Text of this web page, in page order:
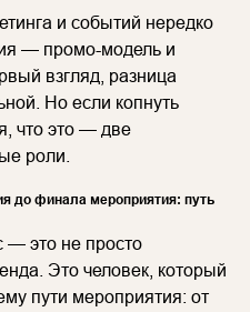
и событий нередко
— промо-модель и
взгляд, разница
Но если копнуть
что это — две
роли.
до финала мероприятия: путь
— это не просто
Это человек, который
пути мероприятия: от